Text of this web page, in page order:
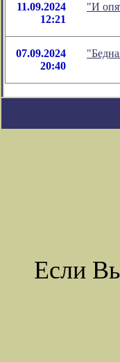
11.09.2024
12:21
"И
07.09.2024
20:40
Если